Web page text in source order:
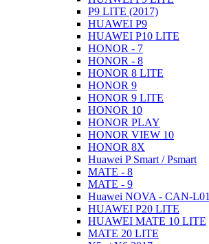
P9 LITE (2017)
HUAWEI P9
HUAWEI P10 LITE
HONOR - 7
HONOR - 8
HONOR 8 LITE
HONOR 9
HONOR 9 LITE
HONOR 10
HONOR PLAY
HONOR VIEW 10
HONOR 8X
Huawei P Smart / Psmart
MATE - 8
MATE - 9
Huawei NOVA - CAN-L01
HUAWEI P20 LITE
HUAWEI MATE 10 LITE
MATE 20 LITE